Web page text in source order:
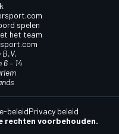
spelen
het team
– 14
rechten voorbehouden.
beleidPrivacy beleid